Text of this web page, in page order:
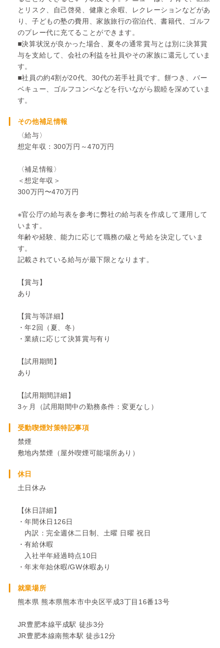
とリスク、自己啓発、健康と余暇、レクレーションなどがあ
り、子どもの塾の費用、家族旅行の宿泊代、書籍代、ゴルフ
のプレー代に充てることができます。
■決算状況が良かった場合、夏冬の通常賞与とは別に決算賞
与を支給して、会社の利益を社員やその家族に還元していま
す。
■社員の約4割が20代、30代の若手社員です。餅つき、バー
ベキュー、ゴルフコンペなどを行いながら親睦を深めていま
す。
その他補足情報
〈給与〉
想定年収：300万円～470万円
〈補足情報〉
＜想定年収＞
300万円〜470万円
※官公庁の給与表を参考に弊社の給与表を作成して運用して
います。
年齢や経験、能力に応じて職務の級と号給を決定していま
す。
記載されている給与が最下限となります。
【賞与】
あり
【賞与等詳細】
・年2回（夏、冬）
・業績に応じて決算賞与有り
【試用期間】
あり
【試用期間詳細】
3ヶ月（試用期間中の勤務条件：変更なし）
受動喫煙対策特記事項
禁煙
敷地内禁煙（屋外喫煙可能場所あり）
休日
土日休み
【休日詳細】
・年間休日126日
内訳：完全週休二日制、土曜 日曜 祝日
・有給休暇
入社半年経過時点10日
・年末年始休暇/GW休暇あり
就業場所
熊本県 熊本県熊本市中央区平成3丁目16番13号
JR豊肥本線平成駅 徒歩3分
JR豊肥本線南熊本駅 徒歩12分